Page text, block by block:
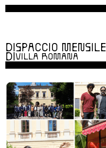
DISPACCIO MENSILE
DIVILLA ROMANA